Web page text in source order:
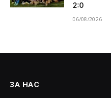
2:0
06/08/2026
ЗА НАС